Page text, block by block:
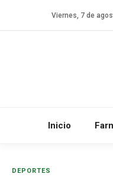
Viernes, 7 de
Inicio